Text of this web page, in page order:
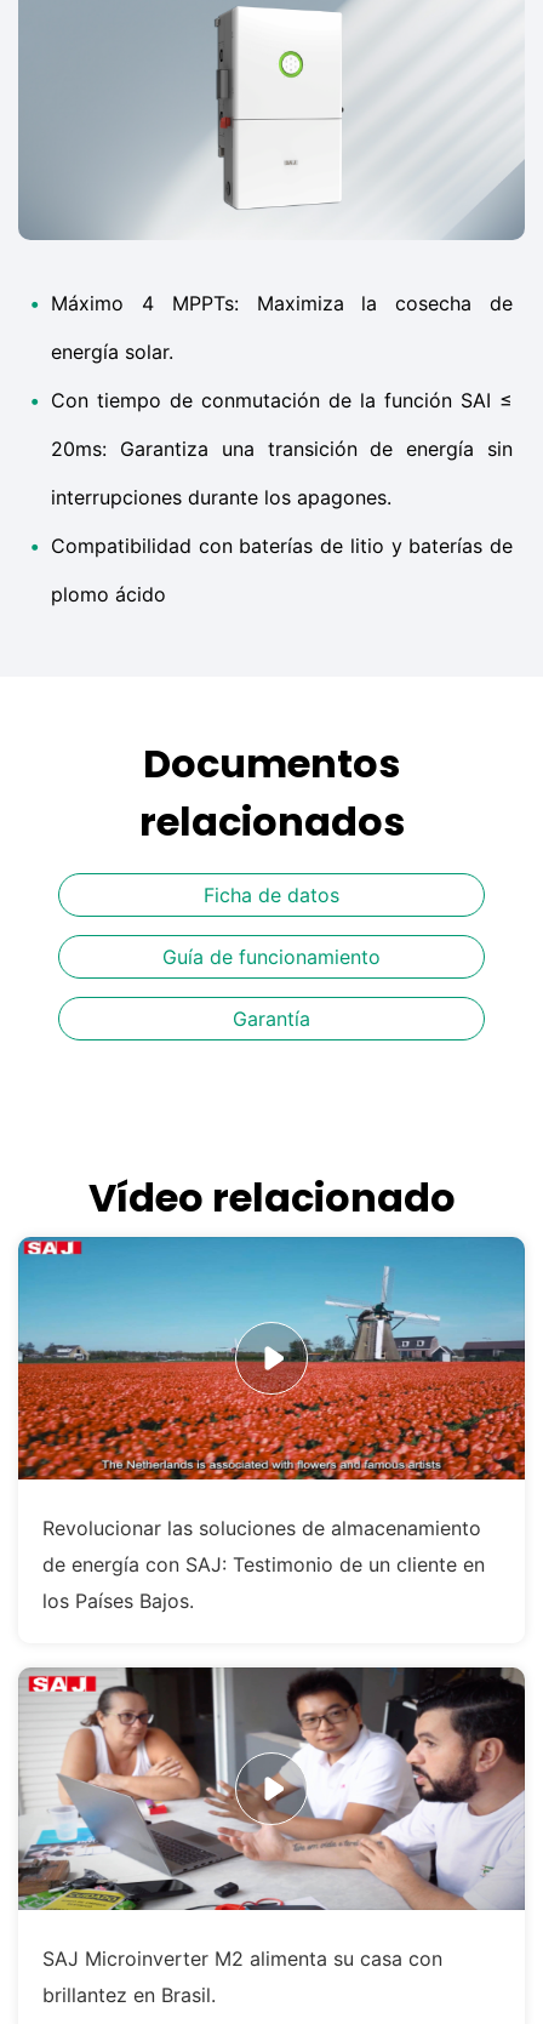
• Máximo 4 MPPTs: Maximiza la cosecha de
energía solar.
• Con tiempo de conmutación de la función SAI ≤
20ms: Garantiza una transición de energía sin
interrupciones durante los apagones.
• Compatibilidad con baterías de litio y baterías de
plomo ácido
Documentos
relacionados
Ficha de datos
Guía de funcionamiento
Garantía
Vídeo relacionado
Revolucionar las soluciones de almacenamiento
de energía con SAJ: Testimonio de un cliente en
los Países Bajos.
SAJ Microinverter M2 alimenta su casa con
brillantez en Brasil.